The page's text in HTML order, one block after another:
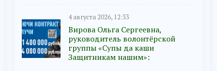
4 августа 2026, 12:33
Вирова Ольга Сергеевна,
руководитель волонтёрской
группы «Супы да каши
Защитникам нашим»: